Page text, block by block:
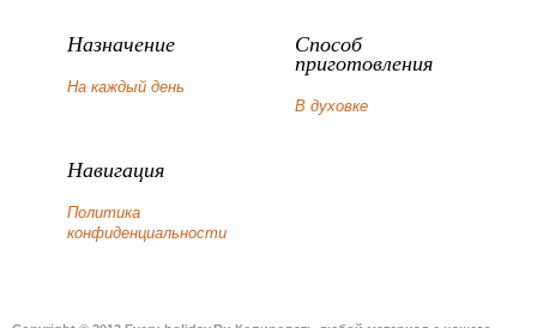
Назначение
На каждый день
Способ
приготовления
В духовке
Навигация
Политика
конфиденциальности